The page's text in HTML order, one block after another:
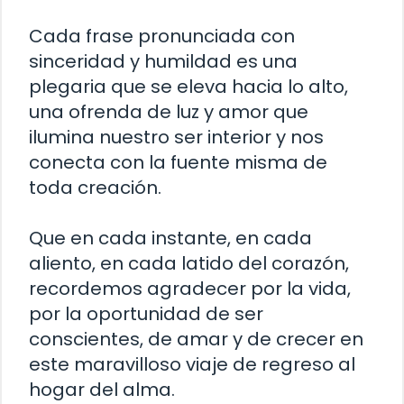
Cada frase pronunciada con
sinceridad y humildad es una
plegaria que se eleva hacia lo alto,
una ofrenda de luz y amor que
ilumina nuestro ser interior y nos
conecta con la fuente misma de
toda creación.
Que en cada instante, en cada
aliento, en cada latido del corazón,
recordemos agradecer por la vida,
por la oportunidad de ser
conscientes, de amar y de crecer en
este maravilloso viaje de regreso al
hogar del alma.